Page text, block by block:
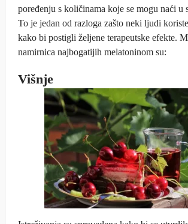
poređenju s količinama koje se mogu naći u
To je jedan od razloga zašto neki ljudi
kako bi postigli željene terapeutske efekte.
namirnica najbogatijih melatoninom su:
Višnje